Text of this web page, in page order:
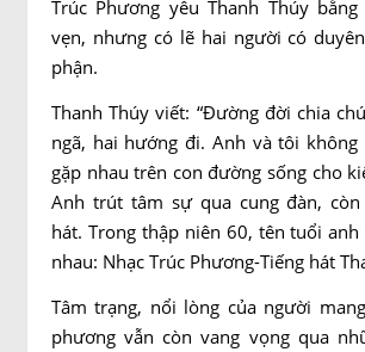
Trúc Phương yêu Thanh Thúy
vẹn, nhưng có lẽ hai người có
phận.
Thanh Thúy viết: “Đường đời chia
ngã, hai hướng đi. Anh và tôi
gặp nhau trên con đường sống cho
Anh trút tâm sự qua cung đàn,
hát. Trong thập niên 60, tên tuổi
nhau: Nhạc Trúc Phương-Tiếng hát
Tâm trạng, nổi lòng của người
phương vẫn còn vang vọng qua